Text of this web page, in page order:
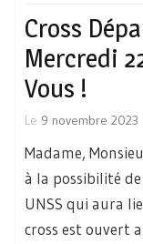
Cross
Mercredi
Vous !
Le 9 novembre 2023
Madame,
à la possibilité
UNSS qui aura
cross est ouvert